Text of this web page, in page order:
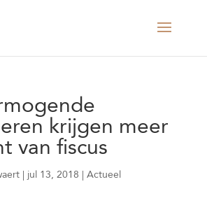
krijgen meer
van fiscus
| jul 13, 2018 | Actueel